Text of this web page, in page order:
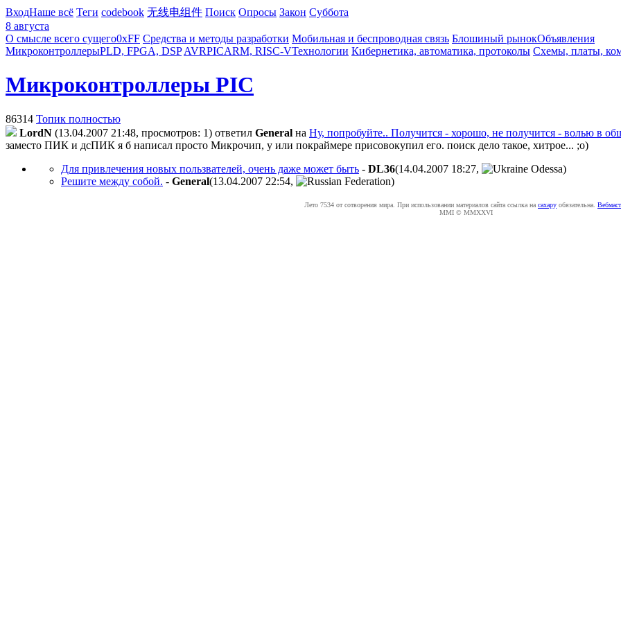
ВходНаше всё Теги codebook 无线电组件 Поиск Опросы Закон Суббота
8 августа
О смысле всего сущего0xFF Средства и методы разработки Мобильная и беспроводная связь Блошиный рынокОбъявления
МикроконтроллерыPLD, FPGA, DSP AVRPICARM, RISC-VТехнологии Кибернетика, автоматика, протоколы Схемы, платы,
Микроконтроллеры PIC
86314 Топик полностью
LordN (13.04.2007 21:48, просмотров: 1) ответил General на Ну, попробуйте.. Получится - хорошо, не получится - волью в
заместо ПИК и дсПИК я б написал просто Микрочип, у или покраймере присовокупил его. поиск дело такое, хитрое... ;о)
Для привлечения новых пользвателей, очень даже может быть - DL36(14.04.2007 18:27,
)
Решите между собой. - General(13.04.2007 22:54, )
Лето 7534 от сотворения мира. При использовании материалов сайта ссылка на caxapу обязательна.
MMI © MMXXVI